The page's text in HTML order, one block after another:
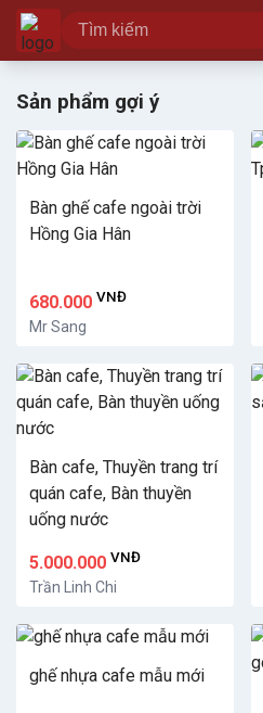
Sản phẩm gợi ý
Bàn ghế cafe ngoài trời
Hồng Gia Hân
680.000 VNĐ
Mr Sang
Bàn cafe, Thuyền trang trí
quán cafe, Bàn thuyền
uống nước
5.000.000 VNĐ
Trần Linh Chi
ghế nhựa cafe mẫu mới